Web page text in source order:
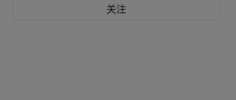
关注